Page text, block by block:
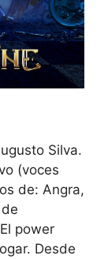
Silva.
(voces
de: Angra,
power
Desde